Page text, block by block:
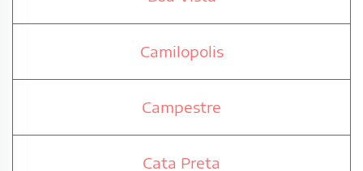
Camilopolis
Campestre
Cata Preta